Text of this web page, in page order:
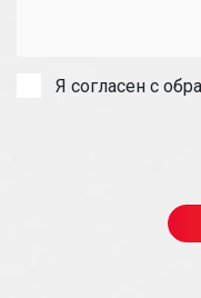
Я согласен с